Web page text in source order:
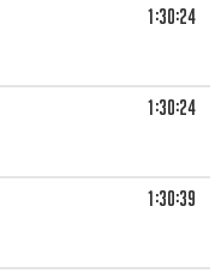
1:30:24
1:30:24
1:30:39